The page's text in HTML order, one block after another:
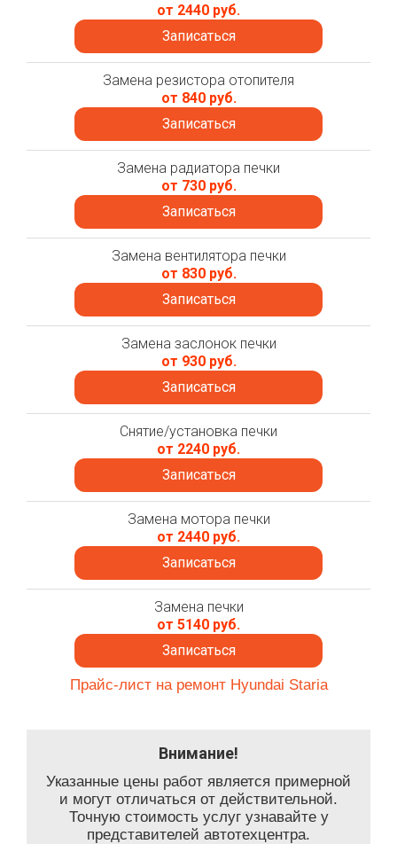
от 2440 руб.
Записаться
Замена резистора отопителя
от 840 руб.
Записаться
Замена радиатора печки
от 730 руб.
Записаться
Замена вентилятора печки
от 830 руб.
Записаться
Замена заслонок печки
от 930 руб.
Записаться
Снятие/установка печки
от 2240 руб.
Записаться
Замена мотора печки
от 2440 руб.
Записаться
Замена печки
от 5140 руб.
Записаться
Прайс-лист на ремонт Hyundai Staria
Внимание!
Указанные цены работ является примерной
и могут отличаться от действительной.
Точную стоимость услуг узнавайте у
представителей автотехцентра.